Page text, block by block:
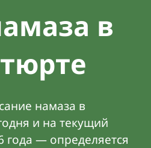
в
намаза в
и на текущий
года — определяется